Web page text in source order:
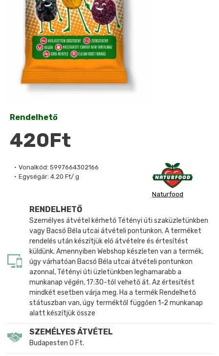
Vonalkód: 5997664302166
Egységár: 4.20 Ft/ g
Naturfood
Rendelhető
420Ft
RENDELHETŐ
Személyes átvétel kérhető Tétényi úti szaküzletünkben
vagy Bacsó Béla utcai átvételi pontunkon. A terméket
rendelés után készítjük elő átvételre és értesítést
küldünk. Amennyiben Webshop készleten van a termék,
úgy várhatóan Bacsó Béla utcai átvételi pontunkon
azonnal, Tétényi úti üzletünkben leghamarabb a
munkanap végén, 17:30-tól vehető át. Az értesítést
mindkét esetben várja meg. Ha a termék Rendelhető
státuszban van, úgy terméktől függően 1-2 munkanap
alatt készítjük össze
SZEMÉLYES ÁTVÉTEL
Budapesten 0 Ft.